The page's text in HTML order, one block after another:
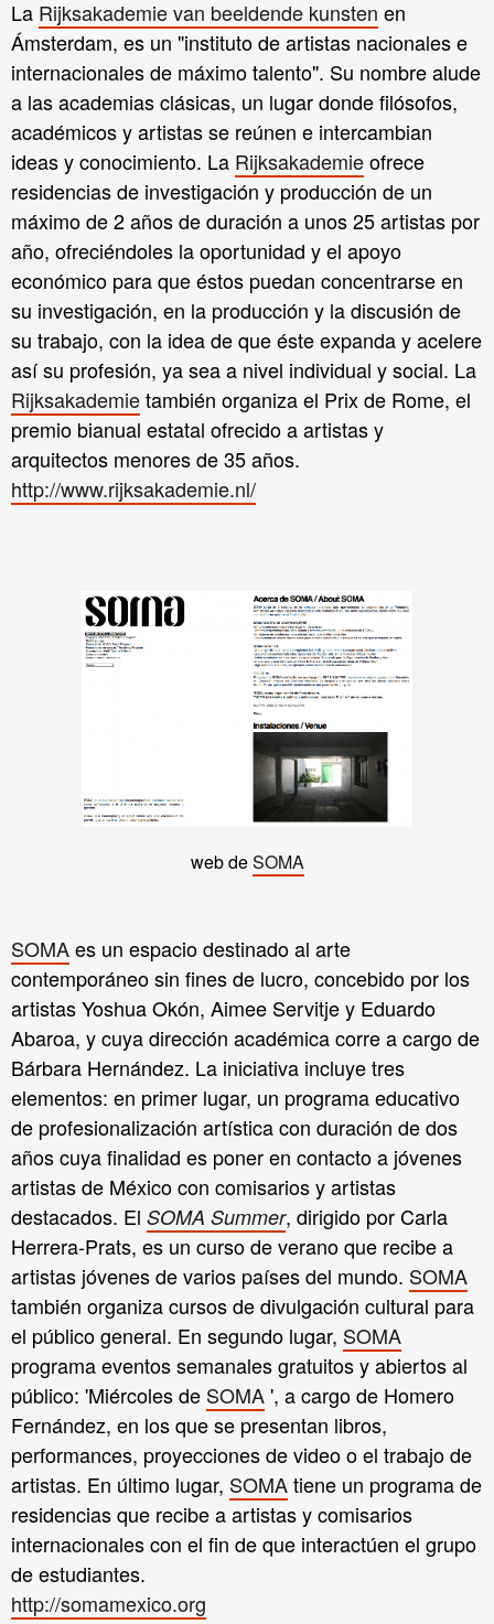
La Rijksakademie van beeldende kunsten en
Ámsterdam, es un "instituto de artistas nacionales e
internacionales de máximo talento". Su nombre alude
a las academias clásicas, un lugar donde filósofos,
académicos y artistas se reúnen e intercambian
ideas y conocimiento. La Rijksakademieofrece
residencias de investigación y producción de un
máximo de 2 años de duración a unos 25 artistas por
año, ofreciéndoles la oportunidad y el apoyo
económico para que éstos puedan concentrarse en
su investigación, en la producción y la discusión de
su trabajo, con la idea de que éste expanda y acelere
así su profesión, ya sea a nivel individual y social. La
Rijksakademietambién organiza el Prix de Rome, el
premio bianual estatal ofrecido a artistas y
arquitectos menores de 35 años.
http://www.rijksakademie.nl/
web deSOMA
SOMAes un espacio destinado al arte
contemporáneo sin fines de lucro, concebido por los
artistas Yoshua Okón, Aimee Servitje y Eduardo
Abaroa, y cuya dirección académica corre a cargo de
Bárbara Hernández. La iniciativa incluye tres
elementos: en primer lugar, un programa educativo
de profesionalización artística con duración de dos
años cuya finalidad es poner en contacto a jóvenes
artistas de México con comisarios y artistas
destacados. El SOMA Summer, dirigido por Carla
Herrera-Prats, es un curso de verano que recibe a
artistas jóvenes de varios países del mundo. SOMA
también organiza cursos de divulgación cultural para
el público general. En segundo lugar, SOMA
programa eventos semanales gratuitos y abiertos al
público: 'Miércoles de SOMA', a cargo de Homero
Fernández, en los que se presentan libros,
performances, proyecciones de video o el trabajo de
artistas. En último lugar, SOMAtiene un programa de
residencias que recibe a artistas y comisarios
internacionales con el fin de que interactúen el grupo
de estudiantes.
http://somamexico.org